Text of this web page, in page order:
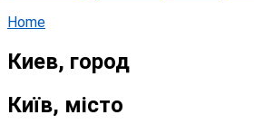
Home
Киев, город
Київ, місто